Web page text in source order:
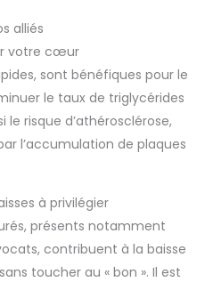
alliés
votre cœur
sont bénéfiques pour le
le taux de triglycérides
le risque d’athérosclérose,
l’accumulation de plaques
à privilégier
présents notamment
contribuent à la baisse
toucher au « bon ». Il est